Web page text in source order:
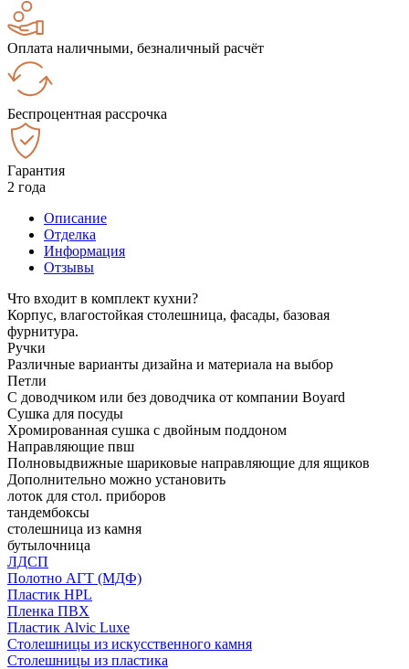
Оплата наличными, безналичный расчёт
Беспроцентная рассрочка
Гарантия
2 года
Описание
Отделка
Информация
Отзывы
Что входит в комплект кухни?
Корпус, влагостойкая столешница, фасады, базовая
фурнитура.
Ручки
Различные варианты дизайна и материала на выбор
Петли
С доводчиком или без доводчика от компании Boyard
Сушка для посуды
Хромированная сушка с двойным поддоном
Направляющие пвш
Полновыдвижные шариковые направляющие для ящиков
Дополнительно можно установить
лоток для стол. приборов
тандембоксы
столешница из камня
бутылочница
ЛДСП
Полотно АГТ (МДФ)
Пластик HPL
Пленка ПВХ
Пластик Alvic Luxe
Столешницы из искусственного камня
Столешницы из пластика